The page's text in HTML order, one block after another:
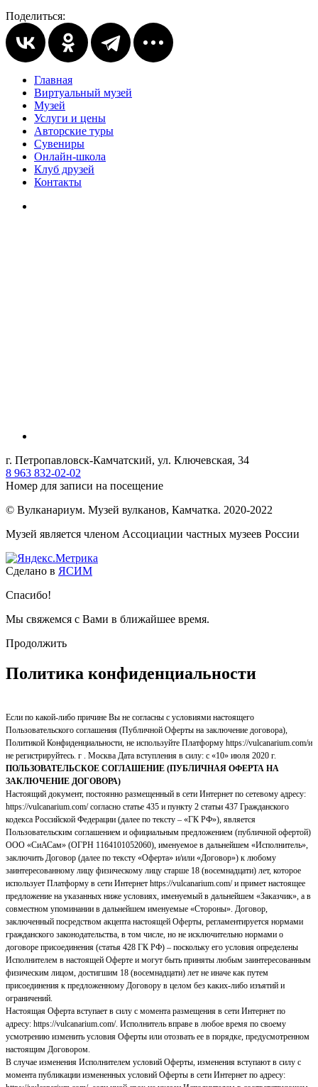
Поделиться:
Главная
Виртуальный музей
Музей
Услуги и цены
Авторские туры
Сувениры
Онлайн-школа
Клуб друзей
Контакты
г. Петропавловск-Камчатский, ул. Ключевская, 34
8 963 832-02-02
Номер для записи на посещение
© Вулканариум. Музей вулканов, Камчатка. 2020-2022
Музей является членом Ассоциации частных музеев России
Сделано в ЯСИМ
Спасибо!
Мы свяжемся с Вами в ближайшее время.
Продолжить
Политика конфиденциальности
Если по какой-либо причине Вы не согласны с условиями настоящего
Пользовательского соглашения (Публичной Оферты на заключение договора),
Политикой Конфиденциальности, не используйте Платформу https://vulcanarium.com/и
не регистрируйтесь. г . Москва Дата вступления в силу: с «10» июля 2020 г.
ПОЛЬЗОВАТЕЛЬСКОЕ СОГЛАШЕНИЕ (ПУБЛИЧНАЯ ОФЕРТА НА
ЗАКЛЮЧЕНИЕ ДОГОВОРА)
Настоящий документ, постоянно размещенный в сети Интернет по сетевому адресу:
https://vulcanarium.com/ согласно статье 435 и пункту 2 статьи 437 Гражданского
кодекса Российской Федерации (далее по тексту – «ГК РФ»), является
Пользовательским соглашением и официальным предложением (публичной офертой)
ООО «СиАСам» (ОГРН 1164101052060), именуемое в дальнейшем «Исполнитель»,
заключить Договор (далее по тексту «Оферта» и/или «Договор») к любому
заинтересованному лицу физическому лицу старше 18 (восемнадцати) лет, которое
использует Платформу в сети Интернет https://vulcanarium.com/ и примет настоящее
предложение на указанных ниже условиях, именуемый в дальнейшем «Заказчик», а в
совместном упоминании в дальнейшем именуемые «Стороны». Договор,
заключенный посредством акцепта настоящей Оферты, регламентируется нормами
гражданского законодательства, в том числе, но не исключительно нормами о
договоре присоединения (статья 428 ГК РФ) – поскольку его условия определены
Исполнителем в настоящей Оферте и могут быть приняты любым заинтересованным
физическим лицом, достигшим 18 (восемнадцати) лет не иначе как путем
присоединения к предложенному Договору в целом без каких-либо изъятий и
ограничений.
Настоящая Оферта вступает в силу с момента размещения в сети Интернет по
адресу: https://vulcanarium.com/. Исполнитель вправе в любое время по своему
усмотрению изменить условия Оферты или отозвать ее в порядке, предусмотренном
настоящим Договором.
В случае изменения Исполнителем условий Оферты, изменения вступают в силу с
момента публикации измененных условий Оферты в сети Интернет по адресу: